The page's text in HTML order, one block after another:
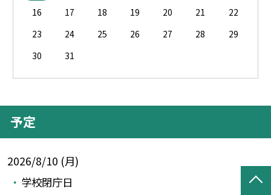
16
17 18 19 20 21
22
23
24 25 26 27 28
29
30
31
予定
2026/8/10 (月)
学校閉庁日